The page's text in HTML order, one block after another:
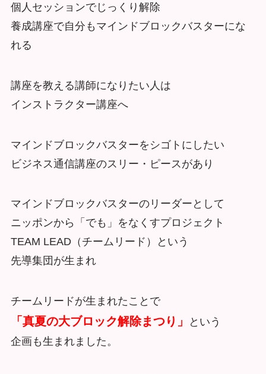
個人セッションでじっくり解除
養成講座で自分もマインドブロックバスターにな
れる
講座を教える講師になりたい人は
インストラクター講座へ
マインドブロックバスターをシゴトにしたい
ビジネス通信講座のスリー・ピースがあり
マインドブロックバスターのリーダーとして
ニッポンから「でも」をなくすプロジェクト
TEAM LEAD（チームリード）という
先導集団が生まれ
チームリードが生まれたことで
「真夏の大ブロック解除まつり」
という
企画も生まれました。